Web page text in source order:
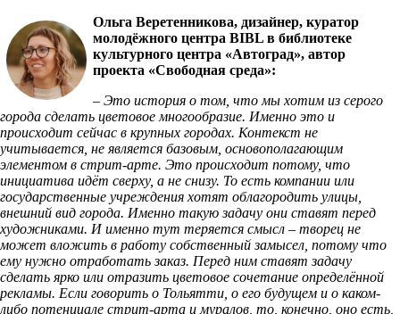
Ольга Веретенникова, дизайнер, куратор
молодёжного центра BIBL в библиотеке
культурного центра «Автоград», автор
проекта «Свободная среда»:
– Это история о том, что мы хотим из серого
города сделать цветовое многообразие. Именно это и
происходит сейчас в крупных городах. Контекст не
учитывается, не является базовым, основополагающим
элементом в стрит-арте. Это происходит потому, что
инициатива идёт сверху, а не снизу. То есть компании или
государственные учреждения хотят облагородить улицы,
внешний вид города. Именно такую задачу они ставят перед
художниками. И именно тут теряется смысл – творец не
может вложить в работу собственный замысел, потому что
ему нужно отработать заказ. Перед ним ставят задачу
сделать ярко или отразить цветовое сочетание определённой
рекламы. Если говорить о Тольятти, о его будущем и о каком-
либо потенциале стрит-арта и муралов, то, конечно, оно есть,